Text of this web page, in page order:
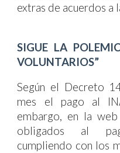
extras de acuerdos a
SIGUE LA
VOLUNTARIOS”
Según el Decreto
mes el pago al
embargo, en la
obligados al
cumpliendo con los